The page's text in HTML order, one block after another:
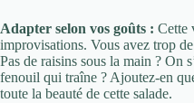
Adapter selon vos goûts : Cette
improvisations. Vous avez trop
Pas de raisins sous la main ? On
fenouil qui traîne ? Ajoutez-en
toute la beauté de cette salade.